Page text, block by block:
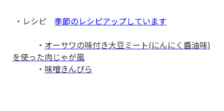
・レシピ 季節のレシピアップしています
・ オーサワの味付き大豆ミート(にんにく醬油味)
を使った肉じゃが風
・ 味噌きんぴら